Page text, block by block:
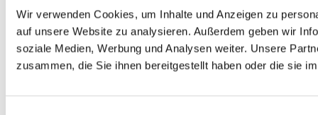
Wir verwenden Cookies, um Inhalte und Anzeigen zu
auf unsere Website zu analysieren. Außerdem geben wir
soziale Medien, Werbung und Analysen weiter. Unsere
zusammen, die Sie ihnen bereitgestellt haben oder die sie